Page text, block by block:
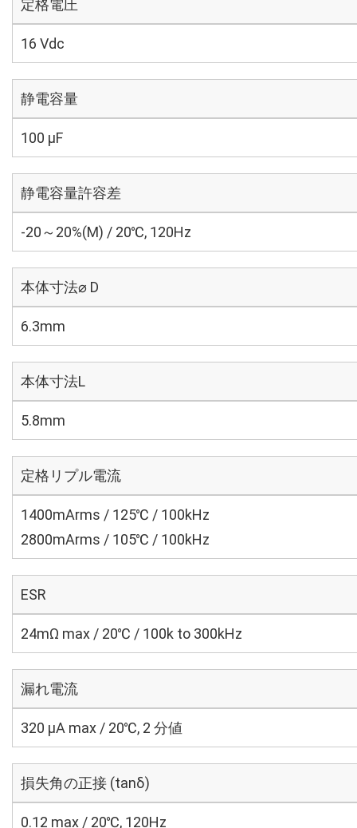
定格電圧
16 Vdc
静電容量
100 µF
静電容量許容差
-20～20%(M) / 20℃, 120Hz
本体寸法⌀ D
6.3mm
本体寸法L
5.8mm
定格リプル電流
1400mArms / 125℃ / 100kHz
2800mArms / 105℃ / 100kHz
ESR
24mΩ max / 20℃ / 100k to 300kHz
漏れ電流
320 μA max / 20℃, 2 分値
損失角の正接 (tanδ)
0.12 max / 20℃, 120Hz